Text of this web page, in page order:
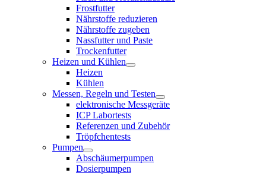
Frostfutter
Nährstoffe reduzieren
Nährstoffe zugeben
Nassfutter und Paste
Trockenfutter
Heizen und Kühlen
Heizen
Kühlen
Messen, Regeln und Testen
elektronische Messgeräte
ICP Labortests
Referenzen und Zubehör
Tröpfchentests
Pumpen
Abschäumerpumpen
Dosierpumpen